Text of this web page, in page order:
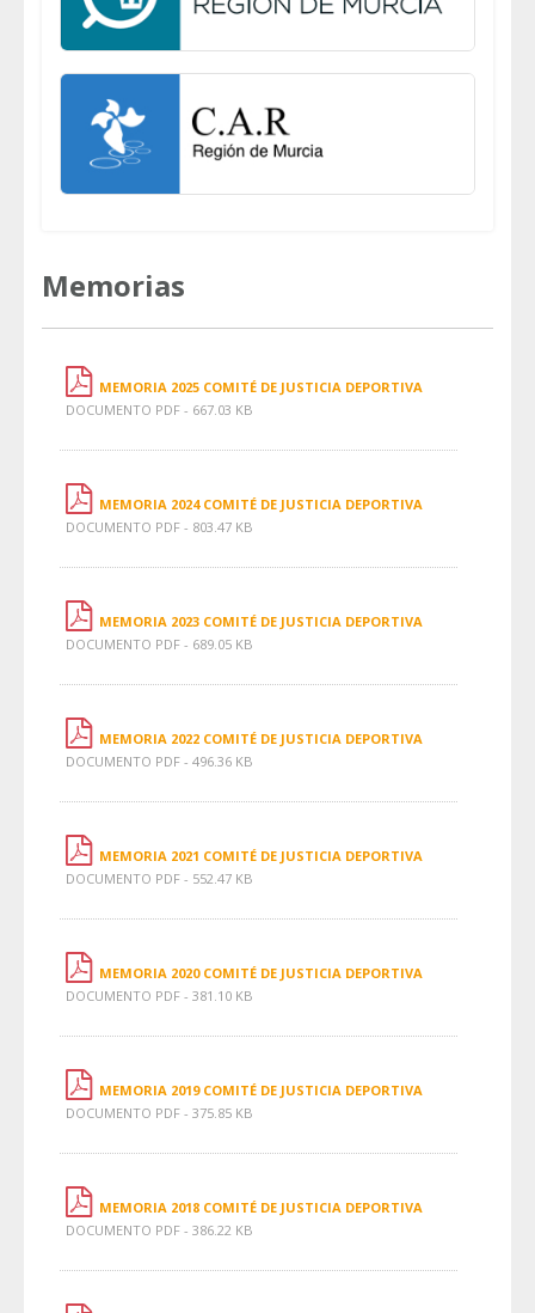
Memorias
MEMORIA 2025 COMITÉ DE JUSTICIA DEPORTIVA
DOCUMENTO PDF - 667.03 KB
MEMORIA 2024 COMITÉ DE JUSTICIA DEPORTIVA
DOCUMENTO PDF - 803.47 KB
MEMORIA 2023 COMITÉ DE JUSTICIA DEPORTIVA
DOCUMENTO PDF - 689.05 KB
MEMORIA 2022 COMITÉ DE JUSTICIA DEPORTIVA
DOCUMENTO PDF - 496.36 KB
MEMORIA 2021 COMITÉ DE JUSTICIA DEPORTIVA
DOCUMENTO PDF - 552.47 KB
MEMORIA 2020 COMITÉ DE JUSTICIA DEPORTIVA
DOCUMENTO PDF - 381.10 KB
MEMORIA 2019 COMITÉ DE JUSTICIA DEPORTIVA
DOCUMENTO PDF - 375.85 KB
MEMORIA 2018 COMITÉ DE JUSTICIA DEPORTIVA
DOCUMENTO PDF - 386.22 KB